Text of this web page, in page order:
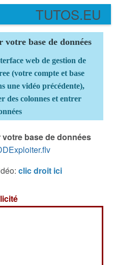
TUTOS.EU
base de données
web de gestion de
(votre compte et base
une vidéo précédente),
des colonnes et entrer
base de données
clic droit ici